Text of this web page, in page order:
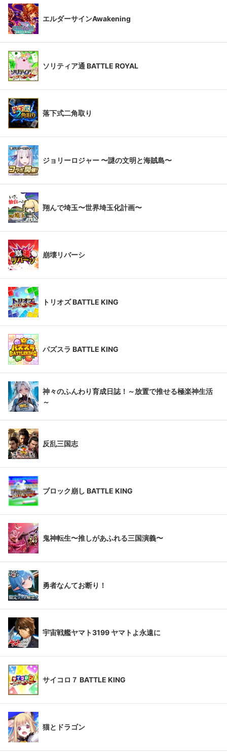
エルダーサインAwakening
ソリティア通 BATTLE ROYAL
落下式二角取り
ジョリーロジャー 〜謎の文明と海賊島〜
翔んで埼玉〜世界埼玉化計画〜
崩壊リバーシ
トリオズ BATTLE KING
パズスラ BATTLE KING
神々のふんわり育成日誌！～放置で推せる極楽神生活
～
反乱三国志
ブロック崩し BATTLE KING
鬼神転生〜推しがあふれる三国演義〜
勇者なんてお断り！
宇宙戦艦ヤマト3199 ヤマトよ永遠に
サイコロ７ BATTLE KING
猫とドラゴン